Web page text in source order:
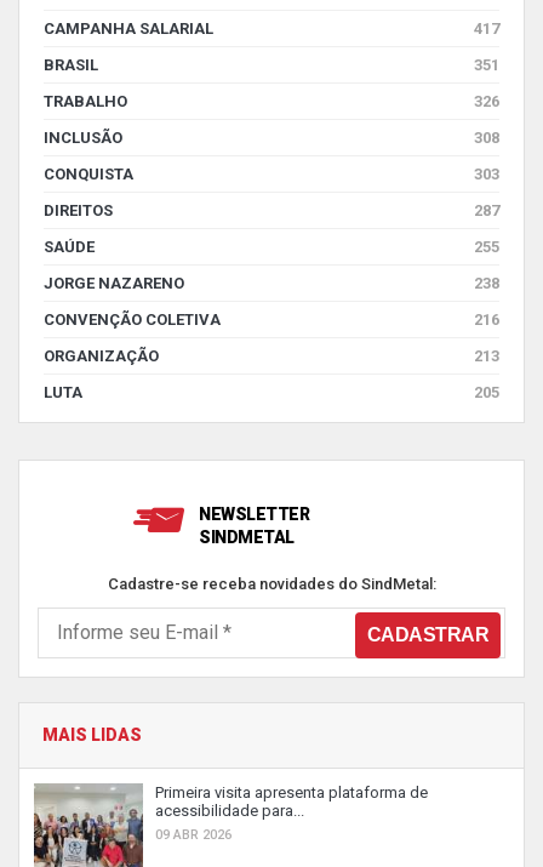
CAMPANHA SALARIAL
417
BRASIL
351
TRABALHO
326
INCLUSÃO
308
CONQUISTA
303
DIREITOS
287
SAÚDE
255
JORGE NAZARENO
238
CONVENÇÃO COLETIVA
216
ORGANIZAÇÃO
213
LUTA
205
NEWSLETTER
SINDMETAL
Cadastre-se receba novidades do SindMetal:
MAIS LIDAS
Primeira visita apresenta plataforma de
acessibilidade para...
09 ABR 2026